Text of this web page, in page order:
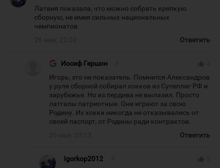
Латвия показала, что можно собрать крепкую
сборную, не имея сильных национальных
чемпионатов
Ответить
Иосиф Гершон
Игорь, это не показатель. Помнится Александров
у руля сборной собирал хокков из Супеплиг РФ и
зарубежье. Но из пердива не вылазил. Просто
латгалы патриотные. Они играют за свою
Родину. Их хокки никогда не отказывались от
своей паспорт, от Родины ради контрактов.
Ответить
Igorkop2012